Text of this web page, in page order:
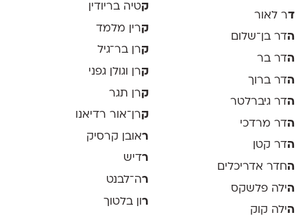
דר לאור
הדר בן־שלום
הדר בר
הדר ברוך
הדר גיברלטר
הדר מרדכי
הדר קטן
החדר אדריכלים
הילה פלשקס
הילה קוק
קטיה בריודין
קרין מלמד
קרן בר־גיל
קרן וגולן גפני
קרן תגר
קרן־אור רדיאנו
ראובן קרסיק
רדיש
רה־לבנט
רון בלטוך